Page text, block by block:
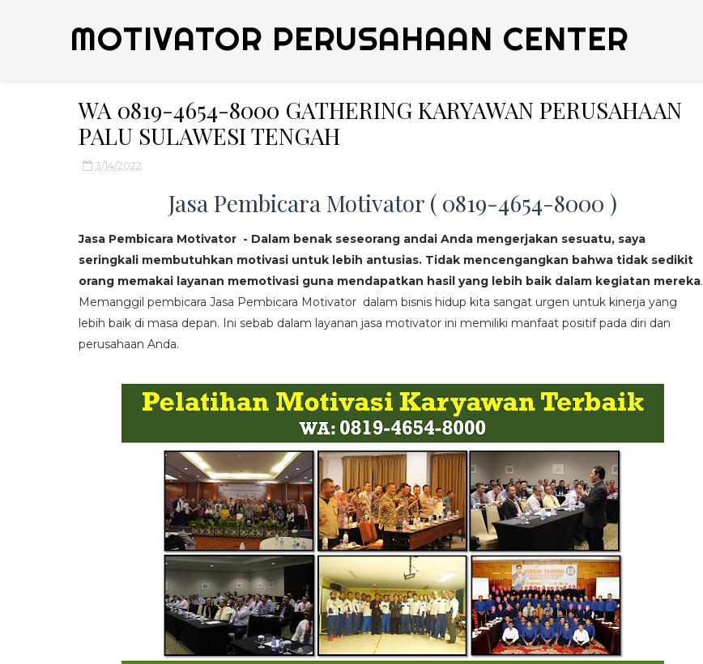
MOTIVATOR PERUSAHAAN CENTER
WA 0819-4654-8000 GATHERING KARYAWAN PERUSAHAAN
PALU SULAWESI TENGAH
3/14/2022
Jasa Pembicara Motivator ( 0819-4654-8000 )
Jasa Pembicara Motivator - Dalam benak seseorang andai Anda mengerjakan sesuatu, saya
seringkali membutuhkan motivasi untuk lebih antusias. Tidak mencengangkan bahwa tidak sedikit
orang memakai layanan memotivasi guna mendapatkan hasil yang lebih baik dalam kegiatan mereka.
Memanggil pembicara Jasa Pembicara Motivator dalam bisnis hidup kita sangat urgen untuk kinerja yang
lebih baik di masa depan. Ini sebab dalam layanan jasa motivator ini memiliki manfaat positif pada diri dan
perusahaan Anda.